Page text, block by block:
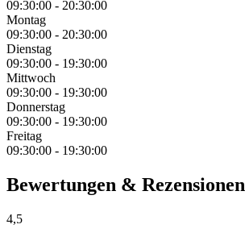
09:30:00 - 20:30:00
Montag
09:30:00 - 20:30:00
Dienstag
09:30:00 - 19:30:00
Mittwoch
09:30:00 - 19:30:00
Donnerstag
09:30:00 - 19:30:00
Freitag
09:30:00 - 19:30:00
Bewertungen & Rezensionen
4,5